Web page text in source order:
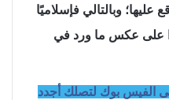
عليها؛ وبالتالي فإسلاميًا
على عكس ما ورد في
الفيس بوك لتصلك أجدد